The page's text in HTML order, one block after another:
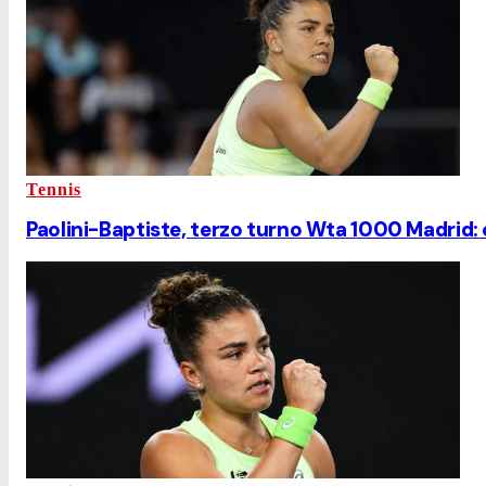
Tennis
Paolini-Baptiste, terzo turno Wta 1000 Madrid: